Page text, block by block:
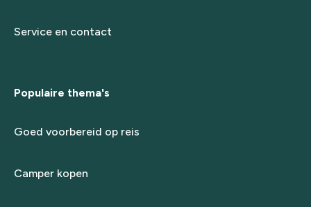
Service en contact
Populaire thema's
Goed voorbereid op reis
Camper kopen